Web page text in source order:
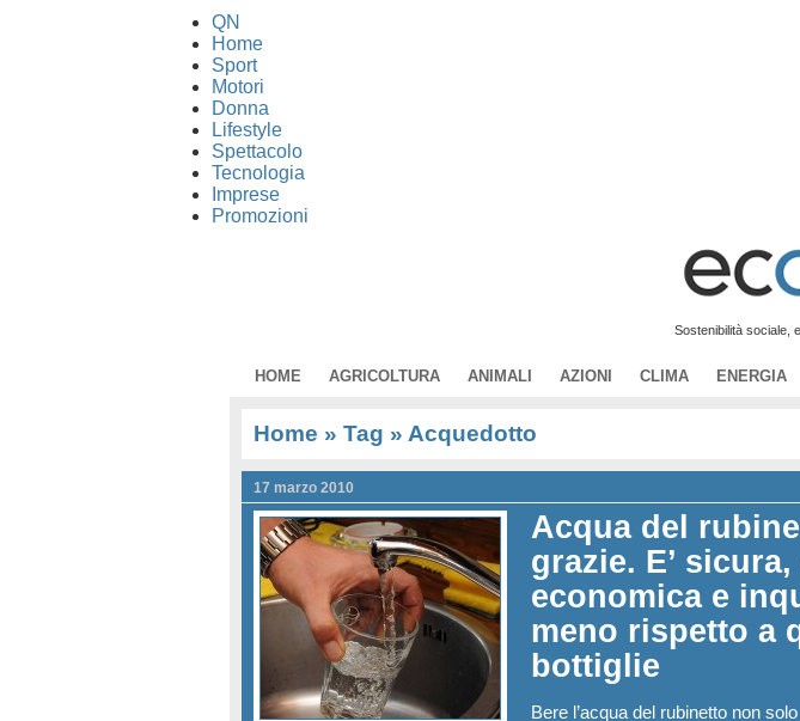
QN
Home
Sport
Motori
Donna
Lifestyle
Spettacolo
Tecnologia
Imprese
Promozioni
Sostenibilità sociale,
HOME AGRICOLTURA ANIMALI AZIONI CLIMA ENERGIA
Home » Tag » Acquedotto
17 marzo 2010
Acqua del
grazie. E’
economica e
meno rispetto a
bottiglie
Bere l’acqua del rubinetto non